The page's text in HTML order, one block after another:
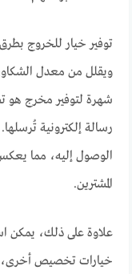
توفير خيار للخروج
ويقلل من معدل الشكاوى
شهرة لتوفير مخرج هو
رسالة إلكترونية
الوصول إليه، مما
المشترين.
علاوة على ذلك، يمكن
خيارات تخصيص أخرى،